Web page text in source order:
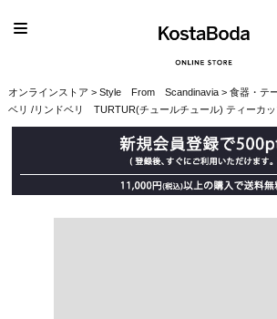
オンラインストア > Style From Scandinavia> 食器・テ
ベリ /リンドベリ TURTUR(チュールチュール) ティーカッ